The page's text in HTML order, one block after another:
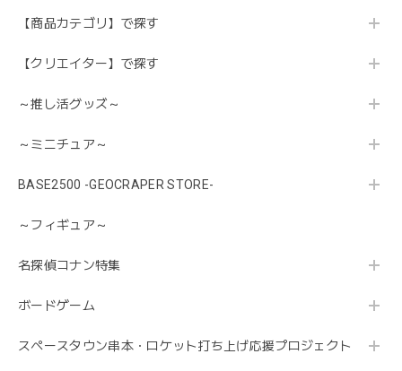
【商品カテゴリ】で探す
【クリエイター】で探す
～推し活グッズ～
～ミニチュア～
BASE2500 -GEOCRAPER STORE-
～フィギュア～
名探偵コナン特集
ボードゲーム
スペースタウン串本・ロケット打ち上げ応援プロジェクト